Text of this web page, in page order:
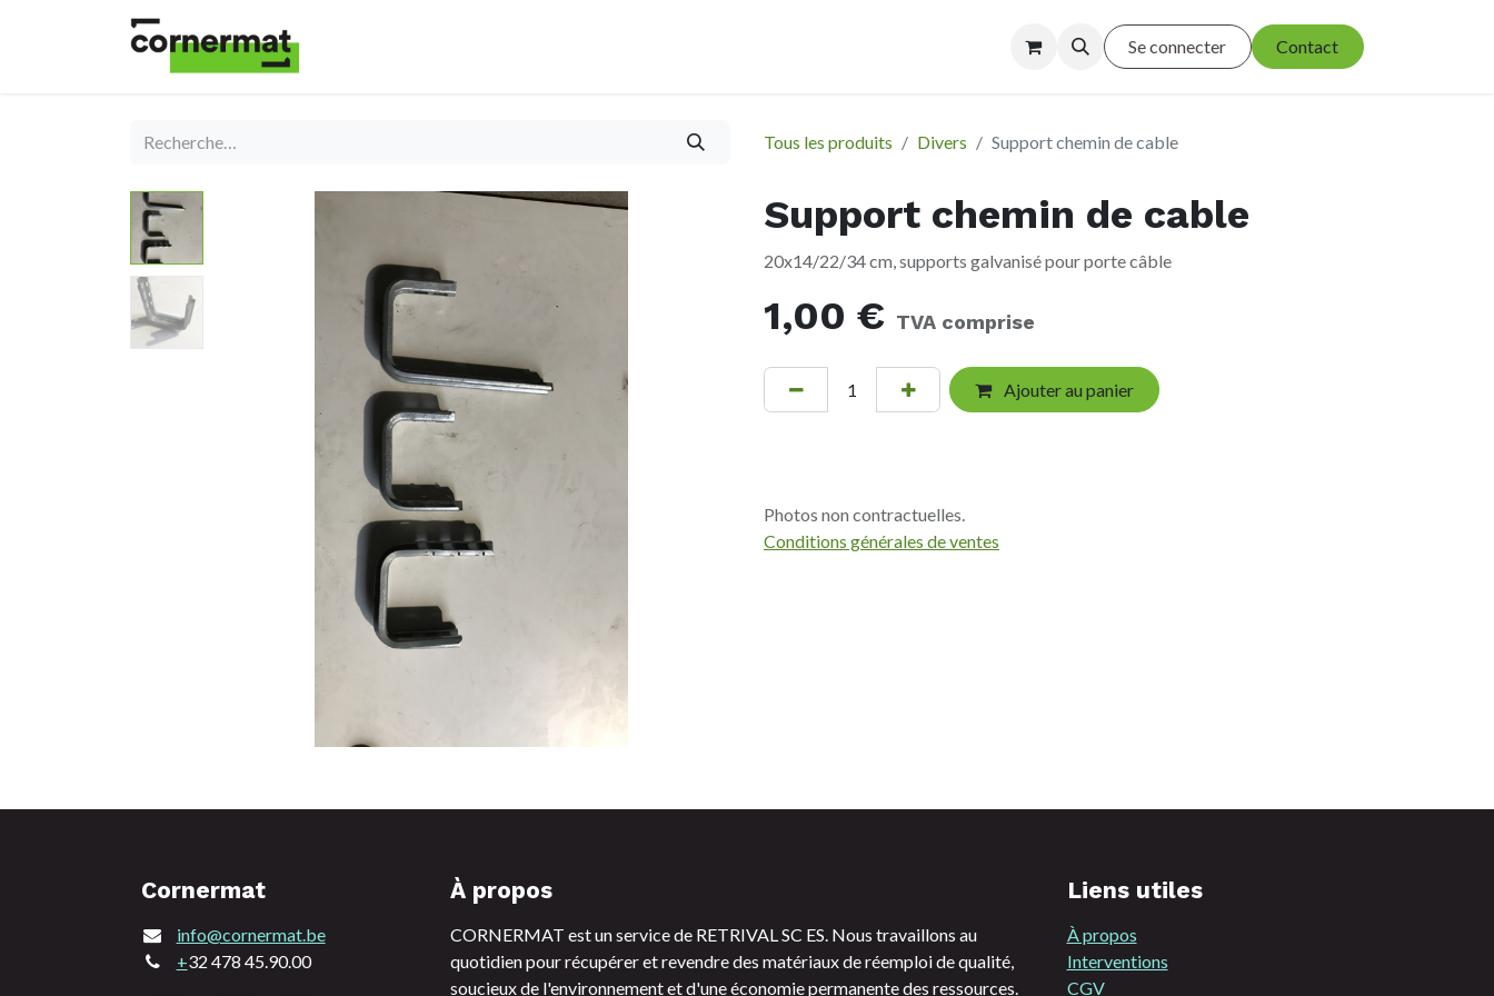
Se connecter Contact
Tous les produits Divers Support chemin de cable
Support chemin de cable
20x14/22/34 cm, supports galvanisé pour porte câble
1,00 € TVA comprise
Ajouter au panier
Photos non contractuelles.
Conditions générales de ventes
Cornermat
info@cornermat.be
+32 478 45.90.00
À propos
CORNERMAT est un service de RETRIVAL SC ES. Nous travaillons au
quotidien pour récupérer et revendre des matériaux de réemploi de qualité,
soucieux de l'environnement et d'une économie permanente des ressources.
Liens utiles
À propos
Interventions
CGV